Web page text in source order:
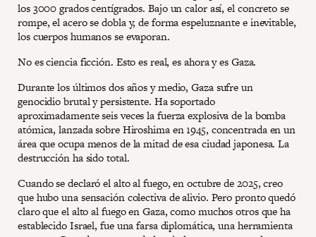
los 3000 grados centígrados. Bajo un calor así, el concreto se
rompe, el acero se dobla y, de forma espeluznante e inevitable,
los cuerpos humanos se evaporan.
No es ciencia ficción. Esto es real, es ahora y es Gaza.
Durante los últimos dos años y medio, Gaza sufre un
genocidio brutal y persistente. Ha soportado
aproximadamente seis veces la fuerza explosiva de la bomba
atómica, lanzada sobre Hiroshima en 1945, concentrada en un
área que ocupa menos de la mitad de esa ciudad japonesa. La
destrucción ha sido total.
Cuando se declaró el alto al fuego, en octubre de 2025, creo
que hubo una sensación colectiva de alivio. Pero pronto quedó
claro que el alto al fuego en Gaza, como muchos otros que ha
establecido Israel, fue una farsa diplomática, una herramienta